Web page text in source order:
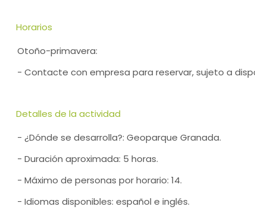
Horarios
Otoño-primavera:
- Contacte con empresa para reservar, sujeto a
Detalles de la actividad
- ¿Dónde se desarrolla?: Geoparque Granada.
- Duración aproximada: 5 horas.
- Máximo de personas por horario: 14.
- Idiomas disponibles: español e inglés.